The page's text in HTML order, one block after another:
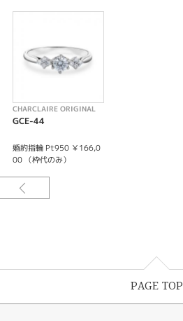
CHARCLAIRE ORIGINAL
GCE-44
婚約指輪 Pt950 ￥166,0
00 （枠代のみ）
PAGE TOP